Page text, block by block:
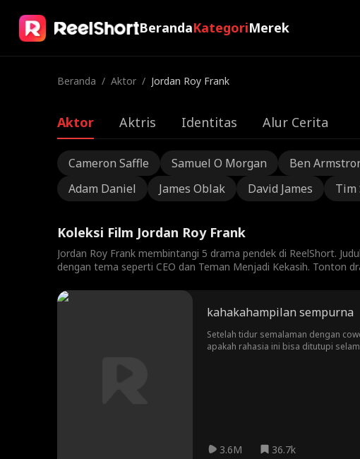
BerandaKategoriMerek
Beranda / Aktor / Jordan Roy Frank
Aktor Aktris Identitas Alur Cerita
Cameron Saffle Samuel O Morgan Ben
Adam Daniel
James Oblak David James Tim
Koleksi Film Jordan Roy Frank
Jordan Roy Frank membintangi 5 drama pendek di ReelShort.
dengan tema seperti CEO dan Teman Menjadi Kekasih. Tonton
kahakahampilan sempurna
Setelah tidur semalaman dengan
apakah rahasia ini bisa ditutupi
3.6M 36.7k